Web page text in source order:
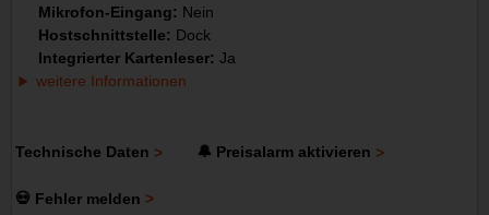
Mikrofon-Eingang: Nein
Hostschnittstelle: Dock
Integrierter Kartenleser: Ja
weitere Informationen
Technische Daten 🔔 Preisalarm aktivieren
💀 Fehler melden